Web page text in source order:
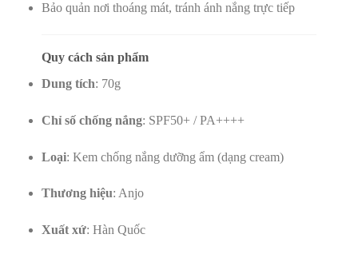
Bảo quản nơi thoáng mát, tránh ánh nắng trực tiếp
Quy cách sản phẩm
Dung tích: 70g
Chỉ số chống nắng: SPF50+ / PA++++
Loại: Kem chống nắng dưỡng ẩm (dạng cream)
Thương hiệu: Anjo
Xuất xứ: Hàn Quốc